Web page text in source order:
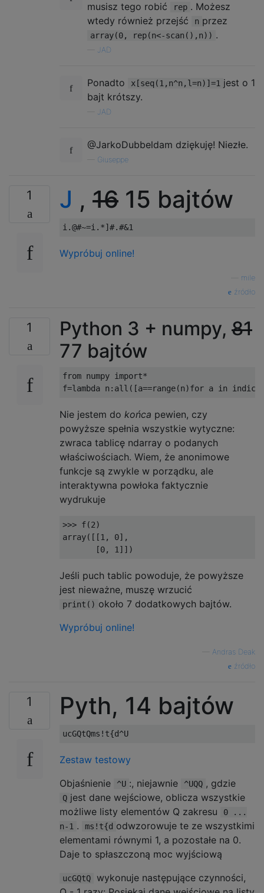
musisz tego robić
rep . Możesz
wtedy również przejść
n przez
array(0, rep(n<-scan(),n)) .
JAD
Ponadto x[seq(1,n^n,l=n)]=1 jest o 1
bajt krótszy.
JAD
@JarkoDubbeldam dziękuję! Niezłe.
Giuseppe
1 J , 16 15 bajtów
Wypróbuj online!
mile
źródło
1 Python 3 + numpy, 81
77 bajtów
from numpy import*
Nie jestem do końca pewien, czy
powyższe spełnia wszystkie wytyczne:
zwraca tablicę ndarray o podanych
właściwościach. Wiem, że anonimowe
funkcje są zwykle w porządku, ale
interaktywna powłoka faktycznie
wydrukuje
>>> f(2)
array([[1, 0],
Jeśli puch tablic powoduje, że powyższe
jest nieważne, muszę wrzucić
print() około 7 dodatkowych bajtów.
Wypróbuj online!
Andras Deak
źródło
1 Pyth, 14 bajtów
Zestaw testowy
Objaśnienie
^U :, niejawnie ^UQQ , gdzie
Q jest dane wejściowe, oblicza wszystkie
możliwe listy elementów Q zakresu
0 ...
n-1 . ms!t{d odwzorowuje te ze wszystkimi
elementami równymi 1, a pozostałe na 0.
Daje to spłaszczoną moc wyjściową
ucGQtQ
wykonuje następujące czynności,